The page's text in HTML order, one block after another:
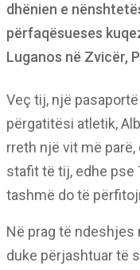
dhënien e
përfaqësueses
Luganos në Zvicër,
Veç tij, një
përgatitësi atletik,
rreth një vit më
stafit të tij, edhe pse
tashmë do të
Në prag të ndeshjes
duke përjashtuar të